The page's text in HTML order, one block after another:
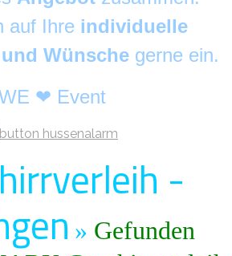
auf Ihre individuelle
Wünsche gerne ein.
❤ Event
-
» Gefunden